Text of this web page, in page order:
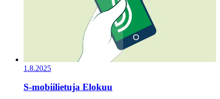
1.8.2025
S-mobiilietuja Elokuu